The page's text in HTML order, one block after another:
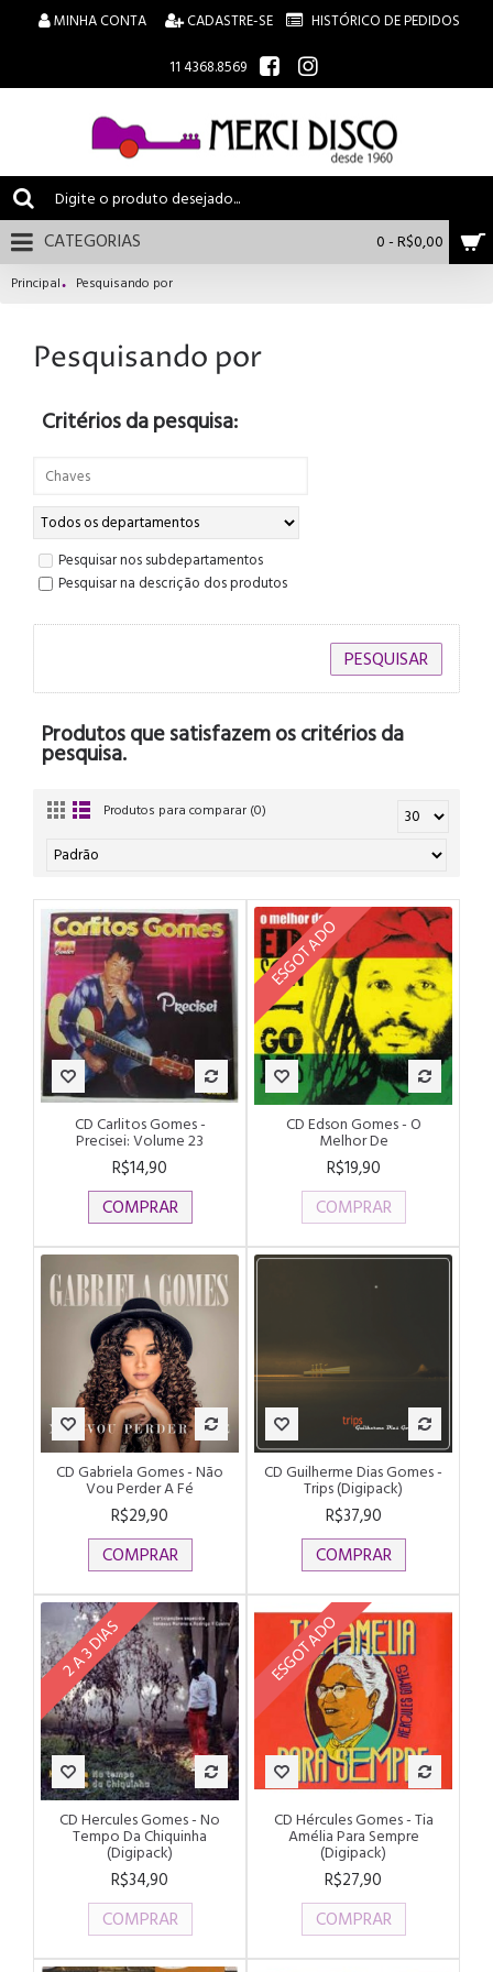
MINHA CONTA CADASTRE-SE
HISTÓRICO DE PEDIDOS
11 4368.8569
0 - R$0,00
CATEGORIAS
Principal Pesquisando por
Pesquisando por
Critérios da pesquisa:
Pesquisar nos subdepartamentos
Pesquisar na descrição dos produtos
Produtos que satisfazem os critérios da
pesquisa.
Produtos para comparar (0)
CD Carlitos Gomes -
Precisei: Volume 23
R$14,90
COMPRAR
ESGOTADO
CD Edson Gomes - O
Melhor De
R$19,90
COMPRAR
CD Gabriela Gomes - Não
Vou Perder A Fé
R$29,90
COMPRAR
CD Guilherme Dias Gomes -
Trips (Digipack)
R$37,90
COMPRAR
2 A 3 DIAS
CD Hercules Gomes - No
Tempo Da Chiquinha
(Digipack)
R$34,90
COMPRAR
ESGOTADO
CD Hércules Gomes - Tia
Amélia Para Sempre
(Digipack)
R$27,90
COMPRAR